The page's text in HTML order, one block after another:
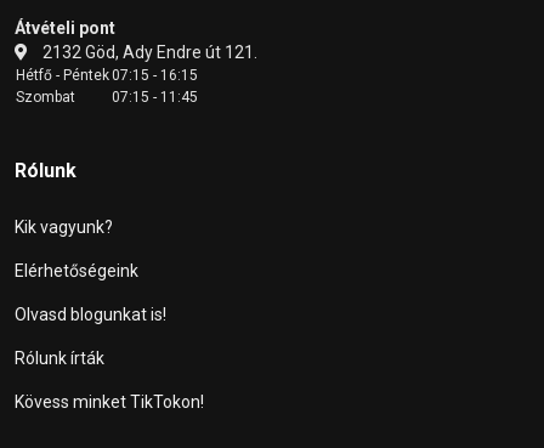
Átvételi pont
2132 Göd, Ady Endre út 121.
Hétfő - Péntek07:15 - 16:15
Szombat
07:15 - 11:45
Rólunk
Kik vagyunk?
Elérhetőségeink
Olvasd blogunkat is!
Rólunk írták
Kövess minket TikTokon!